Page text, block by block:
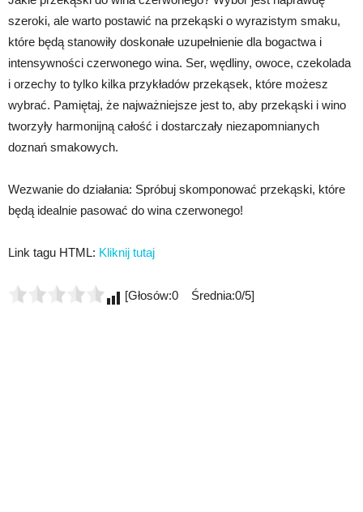
szeroki, ale warto postawić na przekąski o wyrazistym smaku,
które będą stanowiły doskonałe uzupełnienie dla bogactwa i
intensywności czerwonego wina. Ser, wędliny, owoce, czekolada
i orzechy to tylko kilka przykładów przekąsek, które możesz
wybrać. Pamiętaj, że najważniejsze jest to, aby przekąski i wino
tworzyły harmonijną całość i dostarczały niezapomnianych
doznań smakowych.
Wezwanie do działania: Spróbuj skomponować przekąski, które
będą idealnie pasować do wina czerwonego!
Link tagu HTML: Kliknij tutaj
[Głosów:0 Średnia:0/5]